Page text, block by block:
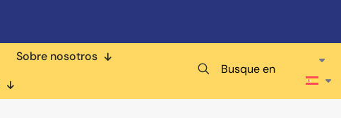
Sobre nosotros
Busque en